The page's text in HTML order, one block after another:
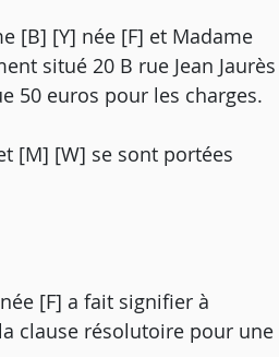
[B] [Y] née [F] et Madame
situé 20 B rue Jean Jaurès
50 euros pour les charges.
[M] [W] se sont portées
[F] a fait signifier à
clause résolutoire pour une